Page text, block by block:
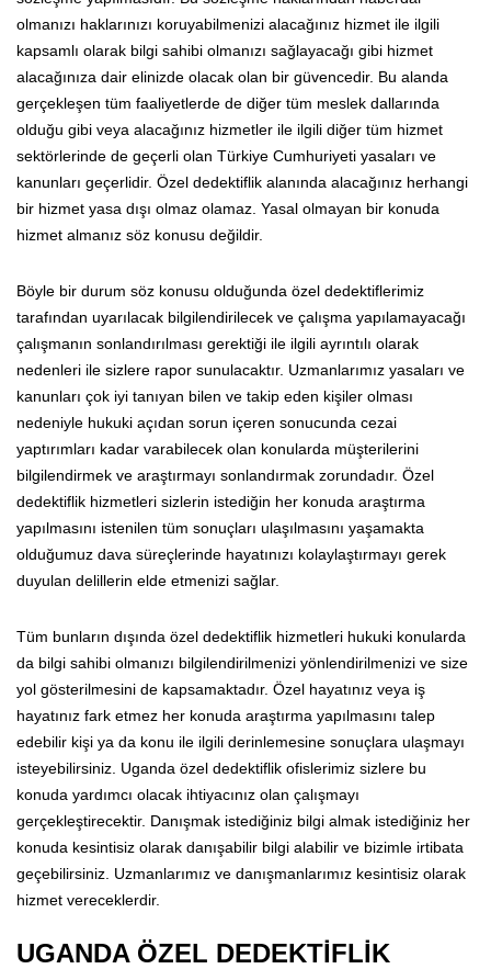
olmanızı haklarınızı koruyabilmenizi alacağınız hizmet ile ilgili
kapsamlı olarak bilgi sahibi olmanızı sağlayacağı gibi hizmet
alacağınıza dair elinizde olacak olan bir güvencedir. Bu alanda
gerçekleşen tüm faaliyetlerde de diğer tüm meslek dallarında
olduğu gibi veya alacağınız hizmetler ile ilgili diğer tüm hizmet
sektörlerinde de geçerli olan Türkiye Cumhuriyeti yasaları ve
kanunları geçerlidir. Özel dedektiflik alanında alacağınız herhangi
bir hizmet yasa dışı olmaz olamaz. Yasal olmayan bir konuda
hizmet almanız söz konusu değildir.
Böyle bir durum söz konusu olduğunda özel dedektiflerimiz
tarafından uyarılacak bilgilendirilecek ve çalışma yapılamayacağı
çalışmanın sonlandırılması gerektiği ile ilgili ayrıntılı olarak
nedenleri ile sizlere rapor sunulacaktır. Uzmanlarımız yasaları ve
kanunları çok iyi tanıyan bilen ve takip eden kişiler olması
nedeniyle hukuki açıdan sorun içeren sonucunda cezai
yaptırımları kadar varabilecek olan konularda müşterilerini
bilgilendirmek ve araştırmayı sonlandırmak zorundadır. Özel
dedektiflik hizmetleri sizlerin istediğin her konuda araştırma
yapılmasını istenilen tüm sonuçları ulaşılmasını yaşamakta
olduğumuz dava süreçlerinde hayatınızı kolaylaştırmayı gerek
duyulan delillerin elde etmenizi sağlar.
Tüm bunların dışında özel dedektiflik hizmetleri hukuki konularda
da bilgi sahibi olmanızı bilgilendirilmenizi yönlendirilmenizi ve size
yol gösterilmesini de kapsamaktadır. Özel hayatınız veya iş
hayatınız fark etmez her konuda araştırma yapılmasını talep
edebilir kişi ya da konu ile ilgili derinlemesine sonuçlara ulaşmayı
isteyebilirsiniz. Uganda özel dedektiflik ofislerimiz sizlere bu
konuda yardımcı olacak ihtiyacınız olan çalışmayı
gerçekleştirecektir. Danışmak istediğiniz bilgi almak istediğiniz her
konuda kesintisiz olarak danışabilir bilgi alabilir ve bizimle irtibata
geçebilirsiniz. Uzmanlarımız ve danışmanlarımız kesintisiz olarak
hizmet vereceklerdir.
UGANDA ÖZEL DEDEKTİFLİK